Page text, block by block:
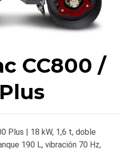
CC800 /
Plus | 18 kW, 1,6 t, doble
190 L, vibración 70 Hz,